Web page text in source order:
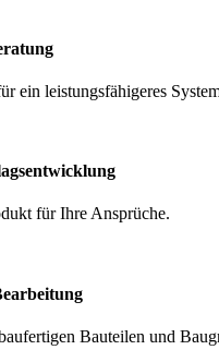
ein leistungsfähigeres
für Ihre Ansprüche.
Bauteilen und